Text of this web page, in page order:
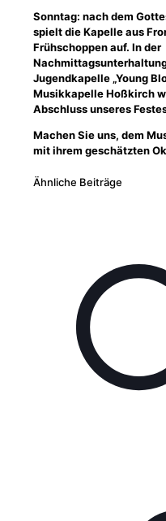
Sonntag: nach dem
spielt die Kapelle aus
Frühschoppen auf. In der
Jugendkapelle „Young
Musikkapelle Hoßkirch
Abschluss unseres
Machen Sie uns, dem
mit ihrem geschätzten
Ähnliche Beiträge